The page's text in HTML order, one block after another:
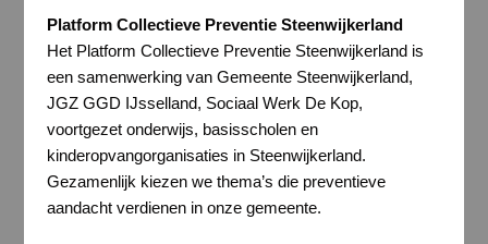
Platform Collectieve Preventie Steenwijkerland
Het Platform Collectieve Preventie Steenwijkerland is
een samenwerking van Gemeente Steenwijkerland,
JGZ GGD IJsselland, Sociaal Werk De Kop,
voortgezet onderwijs, basisscholen en
kinderopvangorganisaties in Steenwijkerland.
Gezamenlijk kiezen we thema’s die preventieve
aandacht verdienen in onze gemeente.